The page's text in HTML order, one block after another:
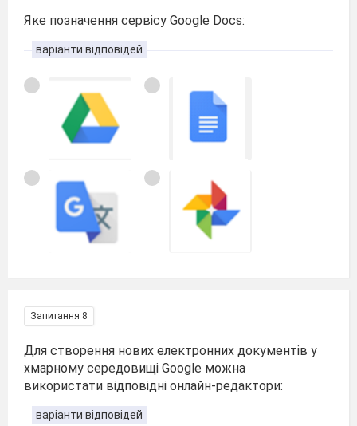
Яке позначення сервісу Google Docs:
варіанти відповідей
Запитання 8
Для створення нових електронних документів у
хмарному середовищі Google можна
використати відповідні онлайн-редактори:
варіанти відповідей